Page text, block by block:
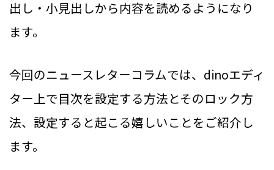
出し・小見出しから内容を読めるようになり
ます。
今回のニュースレターコラムでは、dinoエディ
ター上で目次を設定する方法とそのロック方
法、設定すると起こる嬉しいことをご紹介し
ます。